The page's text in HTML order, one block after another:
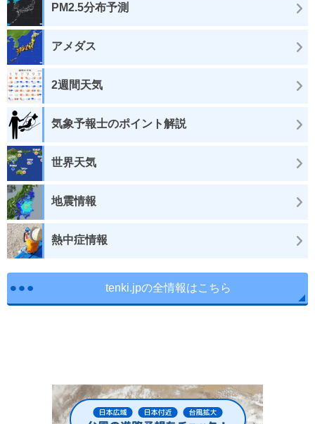
PM2.5分布予測
アメダス
2週間天気
気象予報士のポイント解説
世界天気
地震情報
熱中症情報
tenki.jpの全情報はこちら